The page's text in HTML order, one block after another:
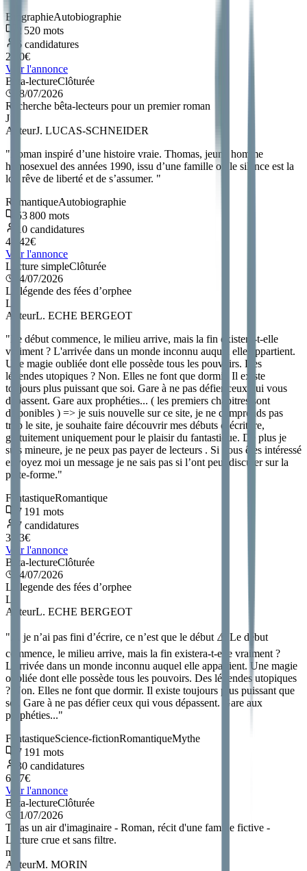
BiographieAutobiographie
2 520 mots
6 candidatures
2.50€
Voir l'annonce
Bêta-lectureClôturée
08/07/2026
Recherche bêta-lecteurs pour un premier roman
J
AuteurJ. LUCAS-SCHNEIDER
" Roman inspiré d’une histoire vraie. Thomas, jeune homme
homosexuel des années 1990, issu d’une famille où le silence est la
loi, rêve de liberté et de s’assumer. "
RomantiqueAutobiographie
53 800 mots
10 candidatures
48.42€
Voir l'annonce
Lecture simpleClôturée
04/07/2026
La légende des fées d’orphee
L
AuteurL. ECHE BERGEOT
"Le début commence, le milieu arrive, mais la fin existera-t-elle
vraiment ? L'arrivée dans un monde inconnu auquel elle appartient.
Une magie oubliée dont elle possède tous les pouvoirs. Des
légendes utopiques ? Non. Elles ne font que dormir. Il existe
toujours plus puissant que soi. Gare à ne pas défier ceux qui vous
dépassent. Gare aux prophéties... ( les premiers chapitres sont
disponibles ) => je suis nouvelle sur ce site, je ne comprends pas
trop le site, je souhaite faire découvrir mes débuts d’écriture,
gratuitement uniquement pour le plaisir du fantastique. De plus je
suis mineure, je ne peux pas payer de lecteurs . Si vous êtes intéressé
envoyez moi un message je ne sais pas si l’ont peut discuter sur la
plate-forme."
FantastiqueRomantique
7 191 mots
7 candidatures
3.23€
Voir l'annonce
Bêta-lectureClôturée
04/07/2026
La legende des fées d’orphee
L
AuteurL. ECHE BERGEOT
" ⚠️ je n’ai pas fini d’écrire, ce n’est que le début ⚠️ Le début
commence, le milieu arrive, mais la fin existera-t-elle vraiment ?
L'arrivée dans un monde inconnu auquel elle appartient. Une magie
oubliée dont elle possède tous les pouvoirs. Des légendes utopiques
? Non. Elles ne font que dormir. Il existe toujours plus puissant que
soi. Gare à ne pas défier ceux qui vous dépassent. Gare aux
prophéties..."
FantastiqueScience-fictionRomantiqueMythe
7 191 mots
30 candidatures
6.47€
Voir l'annonce
Bêta-lectureClôturée
01/07/2026
Tu as un air d'imaginaire - Roman, récit d'une famille fictive -
Lecture crue et sans filtre.
m
AuteurM. MORIN